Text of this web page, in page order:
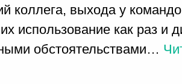
коллега, выхода у
использование как раз и
обстоятельствами…